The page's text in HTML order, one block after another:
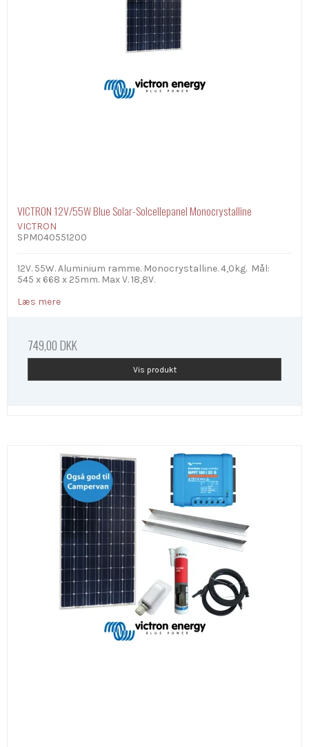
VICTRON 12V/55W Blue Solar-Solcellepanel Monocrystalline
VICTRON
SPM040551200
12V. 55W. Aluminium ramme. Monocrystalline. 4,0kg. Mål:
545 x 668 x 25mm. Max V. 18,8V.
Læs mere
749,00 DKK
Vis produkt